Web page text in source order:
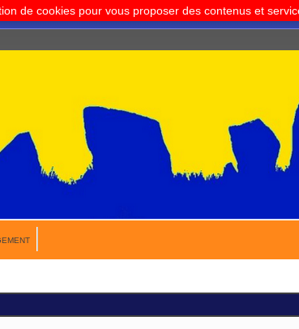
de cookies pour vous proposer des contenus et